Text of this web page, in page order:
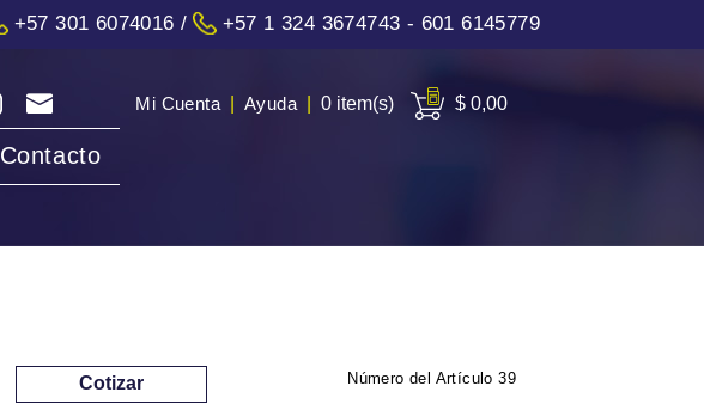
+57 301 6074016 / +57 1 324 3674743 - 601 6145779
Mi Cuenta Ayuda 0 item(s) $ 0,00
Contacto
Número del Artículo39
Cotizar